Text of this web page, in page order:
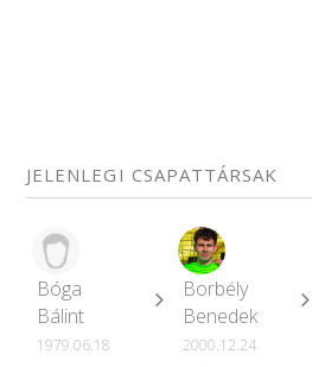
JELENLEGI CSAPATTÁRSAK
Bóga
Bálint
1979.06.18
Borbély
Benedek
2000.12.24